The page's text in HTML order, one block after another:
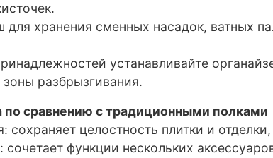
хранения сменных насадок, ватных
устанавливайте
зоны разбрызгивания.
сравнению с традиционными полками
сохраняет целостность плитки и
сочетает функции нескольких